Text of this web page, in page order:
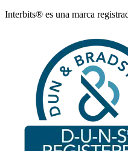
Interbits® es una marca